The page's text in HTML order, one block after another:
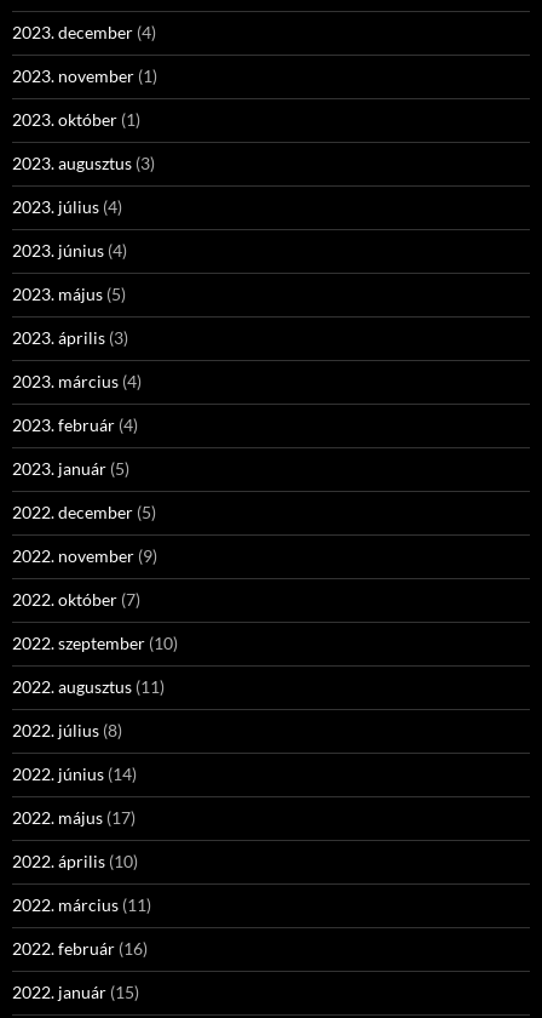
2023. december (4)
2023. november (1)
2023. október (1)
2023. augusztus (3)
2023. július (4)
2023. június (4)
2023. május (5)
2023. április (3)
2023. március (4)
2023. február (4)
2023. január (5)
2022. december (5)
2022. november (9)
2022. október (7)
2022. szeptember (10)
2022. augusztus (11)
2022. július (8)
2022. június (14)
2022. május (17)
2022. április (10)
2022. március (11)
2022. február (16)
2022. január (15)